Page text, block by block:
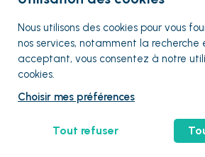
Nous utilisons des cookies pour vous
nos services, notamment la recherche
acceptant, vous consentez à notre
cookies.
Choisir mes préférences
Tout refuser